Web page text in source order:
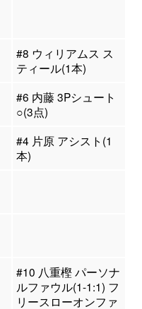
#8 ウィリアムス ス
ティール(1本)
#6 内藤 3Pシュート
○(3点)
#4 片原 アシスト(1
本)
#10 八重樫 パーソナ
ルファウル(1-1:1) フ
リースローオンファ